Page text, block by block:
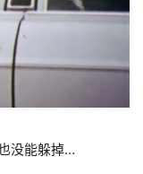
没能躲掉…